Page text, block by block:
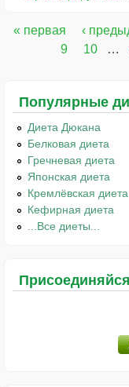
Страницы
« первая ‹
9
10 …
Популярные
Диета Дюкана
Белковая диета
Гречневая диета
Японская диета
Кремлёвская диета
Кефирная диета
...Все диеты...